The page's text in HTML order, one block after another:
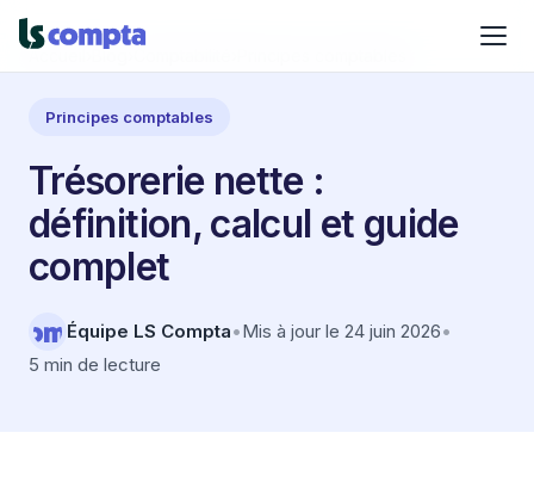
Accueil Blog
Principes comptables
Trésorerie nette :
définition, calcul et guide
complet
Équipe LS Compta•Mis à jour le 24 juin 2026•
5 min de lecture